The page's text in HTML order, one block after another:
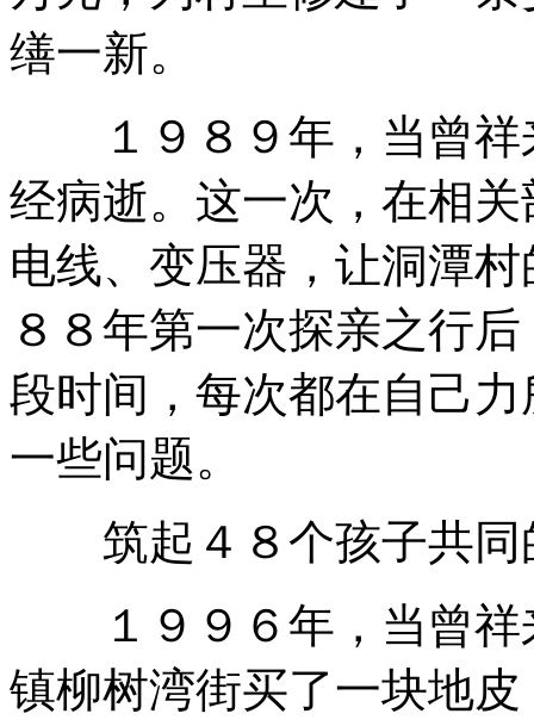
缮一新。
１９８９年，当曾祥
经病逝。这一次，在相
电线、变压器，让洞潭
８８年第一次探亲之行
段时间，每次都在自己
一些问题。
筑起４８个孩子共同
１９９６年，当曾祥
镇柳树湾街买了一块地